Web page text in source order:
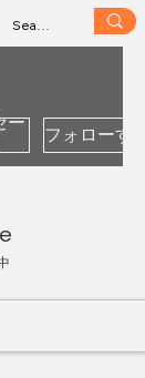
ー
フォローする